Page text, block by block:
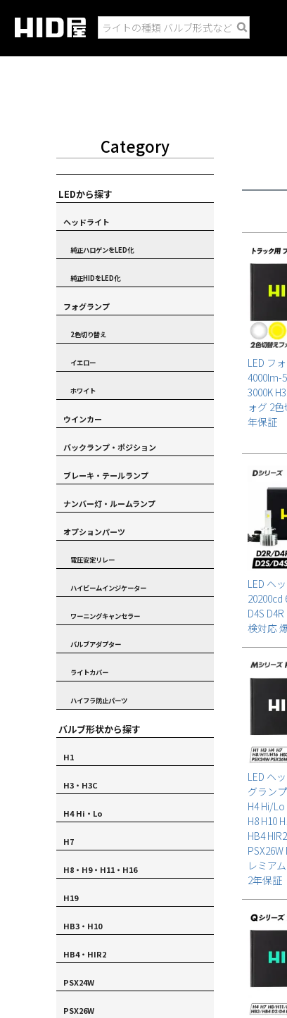
Category
LEDから探す
ヘッドライト
純正ハロゲンをLED化
純正HIDをLED化
フォグランプ
2色切り替え
イエロー
ホワイト
ウインカー
バックランプ・ポジション
ブレーキ・テールランプ
ナンバー灯・ルームランプ
オプションパーツ
電圧安定リレー
ハイビームインジケーター
ワーニングキャンセラー
バルブアダプター
ライトカバー
ハイフラ防止パーツ
バルブ形状から探す
H1
H3・H3C
H4 Hi・Lo
H7
H8・H9・H11・H16
H19
HB3・H10
HB4・HIR2
PSX24W
PSX26W
LED フ
4000lm-
3000K
ォグ 2
年保証
LED ヘ
20200cd
D4S
検対応
LED ヘ
グラン
H4 Hi/Lo
H8 H10
HB4
レミア
2年保証